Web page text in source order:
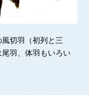
切羽（初列と三
羽、体羽もいろい